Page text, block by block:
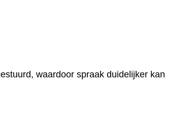
waardoor spraak duidelijker kan